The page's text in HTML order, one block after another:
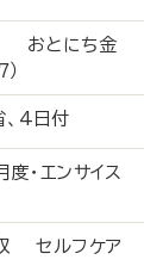
おとにち金
4日付
・エンサイス
収 セルフケア